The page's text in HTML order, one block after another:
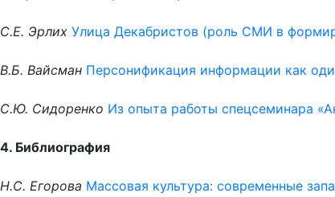
С.Е. Эрлих Улица Декабристов (роль СМИ в
В.Б. Вайсман Персонификация информации как
С.Ю. Сидоренко Из опыта работы спецсеминара
4. Библиография
Н.С. Егорова Массовая культура: современные